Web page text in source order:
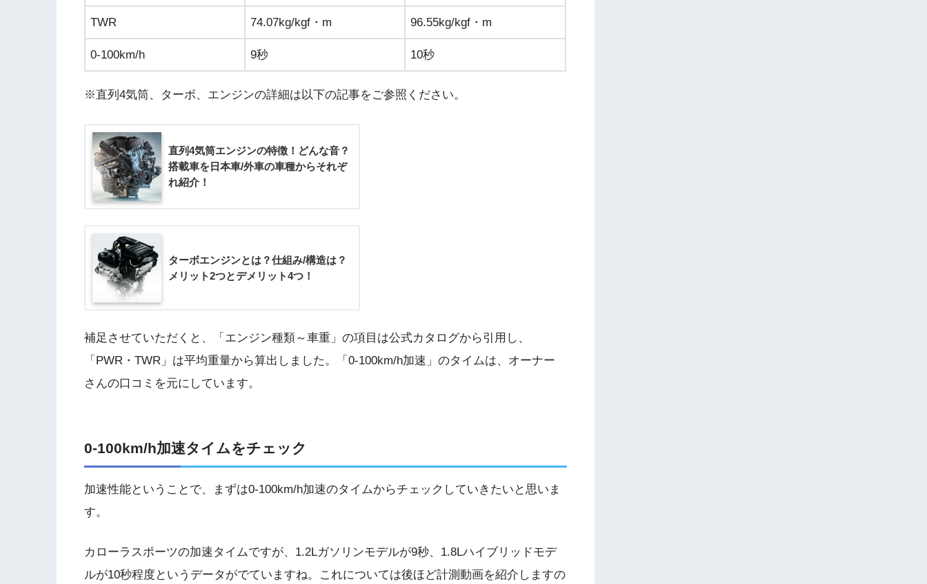
TWR 74.07kg/kgf・m 96.55kg/kgf・m
0-100km/h 9秒 10秒
※直列4気筒、ターボ、エンジンの詳細は以下の記事をご参照ください。
直列4気筒エンジンの特徴！どんな音？
搭載車を日本車/外車の車種からそれぞ
れ紹介！
ターボエンジンとは？仕組み/構造は？
メリット2つとデメリット4つ！
補足させていただくと、「エンジン種類～車重」の項目は公式カタログから引用し、
「PWR・TWR」は平均重量から算出しました。「0-100km/h加速」のタイムは、オーナー
さんの口コミを元にしています。
0-100km/h加速タイムをチェック
加速性能ということで、まずは0-100km/h加速のタイムからチェックしていきたいと思いま
す。
カローラスポーツの加速タイムですが、1.2Lガソリンモデルが9秒、1.8Lハイブリッドモデ
ルが10秒程度というデータがでていますね。これについては後ほど計測動画を紹介しますの